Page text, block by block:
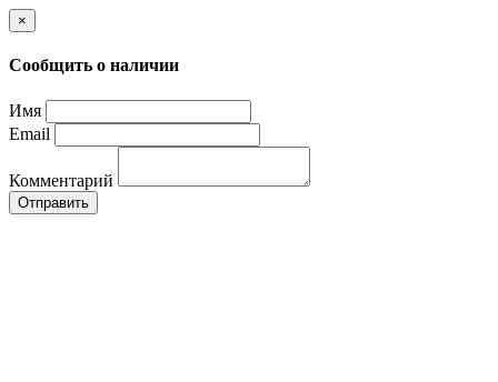
×
Сообщить о наличии
Имя
Email
Комментарий
Отправить